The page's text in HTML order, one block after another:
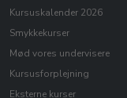
Kursuskalender 2026
Smykkekurser
Mød vores undervisere
Kursusforplejning
Eksterne kurser